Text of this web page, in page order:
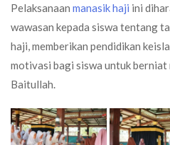
Pelaksanaan manasik haji ini
wawasan kepada siswa tentang
haji, memberikan pendidikan
motivasi bagi siswa untuk berniat
Baitullah.